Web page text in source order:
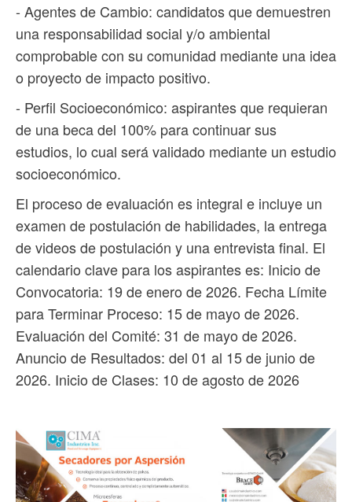
- Agentes de Cambio: candidatos que demuestren
una responsabilidad social y/o ambiental
comprobable con su comunidad mediante una idea
o proyecto de impacto positivo.
- Perfil Socioeconómico: aspirantes que requieran
de una beca del 100% para continuar sus
estudios, lo cual será validado mediante un estudio
socioeconómico.
El proceso de evaluación es integral e incluye un
examen de postulación de habilidades, la entrega
de videos de postulación y una entrevista final. El
calendario clave para los aspirantes es: Inicio de
Convocatoria: 19 de enero de 2026. Fecha Límite
para Terminar Proceso: 15 de mayo de 2026.
Evaluación del Comité: 31 de mayo de 2026.
Anuncio de Resultados: del 01 al 15 de junio de
2026. Inicio de Clases: 10 de agosto de 2026